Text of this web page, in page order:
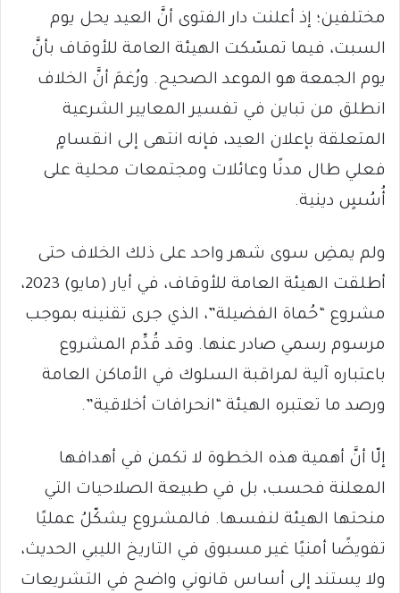
مختلفين؛ إذ أعلنت دار الفتوى أنَّ العيد يحل يوم
السبت، فيما تمسّكت الهيئة العامة للأوقاف بأنَّ
يوم الجمعة هو الموعد الصحيح. ورُغمَ أنَّ الخلاف
انطلق من تباين في تفسير المعايير الشرعية
المتعلقة بإعلان العيد، فإنه انتهى إلى انقسامٍ
فعلي طال مدنًا وعائلات ومجتمعات محلية على
أُسُسٍ دينية.
ولم يمضِ سوى شهر واحد على ذلك الخلاف حتى
أطلقت الهيئة العامة للأوقاف، في أيار (مايو) 2023،
مشروع “حُماة الفضيلة”، الذي جرى تقنينه بموجب
مرسوم رسمي صادر عنها. وقد قُدِّم المشروع
باعتباره آلية لمراقبة السلوك في الأماكن العامة
ورصد ما تعتبره الهيئة “انحرافات أخلاقية”.
إلّا أنَّ أهمية هذه الخطوة لا تكمن في أهدافها
المعلنة فحسب، بل في طبيعة الصلاحيات التي
منحتها الهيئة لنفسها. فالمشروع يشكّلُ عمليًا
تفويضًا أمنيًا غير مسبوق في التاريخ الليبي الحديث،
ولا يستند إلى أساس قانوني واضح في التشريعات